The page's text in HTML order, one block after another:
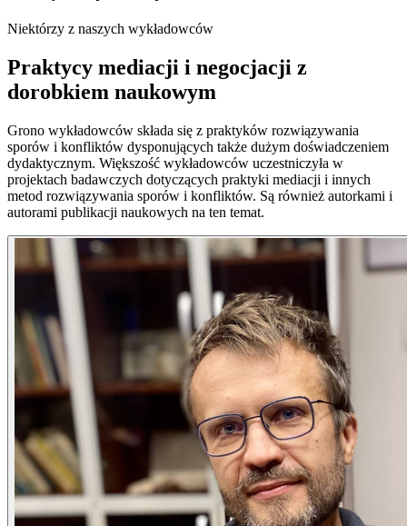
Niektórzy z naszych wykładowców
Praktycy mediacji i negocjacji z
dorobkiem naukowym
Grono wykładowców składa się z praktyków rozwiązywania
sporów i konfliktów dysponujących także dużym doświadczeniem
dydaktycznym. Większość wykładowców uczestniczyła w
projektach badawczych dotyczących praktyki mediacji i innych
metod rozwiązywania sporów i konfliktów. Są również autorkami i
autorami publikacji naukowych na ten temat.